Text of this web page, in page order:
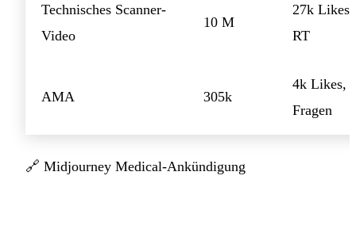
Technisches Scanner-
Video
10 M
27k
RT
AMA 305k
4k Likes,
Fragen
🔗 Midjourney Medical-Ankündigung